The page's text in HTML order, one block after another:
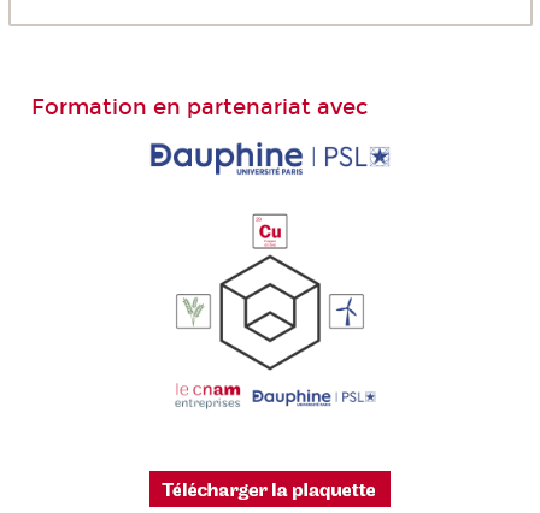
Formation en partenariat avec